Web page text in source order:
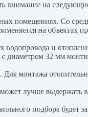
внимание на
помещениях. Со
на объектах
водопровода и
с диаметром 32 мм
Для монтажа
лучше выдержать
подбора будет